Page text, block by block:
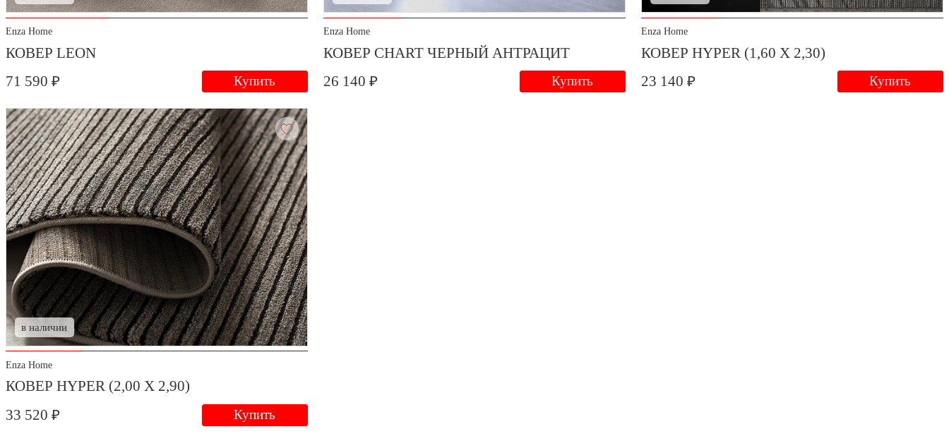
Enza Home
КОВЕР LEON
71 590 ₽
Купить
Enza Home
КОВЕР CHART ЧЕРНЫЙ АНТРАЦИТ
26 140 ₽
Купить
Enza Home
КОВЕР HYPER (1,60 Х 2,30)
23 140 ₽
Купить
в наличии
Enza Home
КОВЕР HYPER (2,00 Х 2,90)
33 520 ₽
Купить